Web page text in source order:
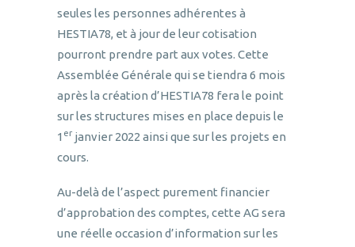
seules les personnes adhérentes à
HESTIA78, et à jour de leur cotisation
pourront prendre part aux votes. Cette
Assemblée Générale qui se tiendra 6 mois
après la création d’HESTIA78 fera le point
sur les structures mises en place depuis le
1 er janvier 2022 ainsi que sur les projets en
cours.
Au-delà de l’aspect purement financier
d’approbation des comptes, cette AG sera
une réelle occasion d’information sur les